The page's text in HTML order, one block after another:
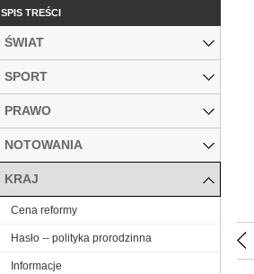
SPIS TREŚCI
ŚWIAT
SPORT
PRAWO
NOTOWANIA
KRAJ
Cena reformy
Hasło -- polityka prorodzinna
Informacje